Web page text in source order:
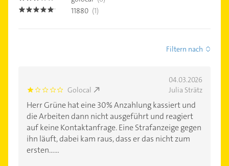
5.0 11880 (1)
Filtern nach
04.03.2026
1.0 Golocal Julia Strätz
Herr Grüne hat eine 30% Anzahlung kassiert und
die Arbeiten dann nicht ausgeführt und reagiert
auf keine Kontaktanfrage. Eine Strafanzeige gegen
ihn läuft, dabei kam raus, dass er das nicht zum
ersten......